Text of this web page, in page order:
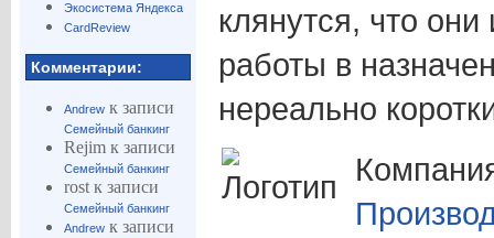
Экосистема Яндекса
CardReview
Комментарии:
Andrewк записи
Семейный банкинг
Rejimк записи
Семейный банкинг
rostк записи
Семейный банкинг
Andrewк записи
клянутся, что
работы в
нереально